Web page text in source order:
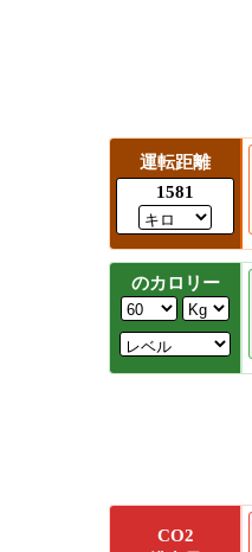
運転距離
1581
のカロリー
CO2